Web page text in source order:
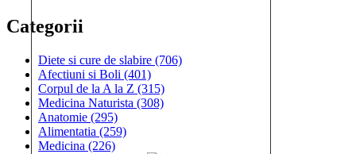
Categorii
Diete si cure de slabire (706)
Afectiuni si Boli (401)
Corpul de la A la Z (315)
Medicina Naturista (308)
Anatomie (295)
Alimentatia (259)
Medicina (226)